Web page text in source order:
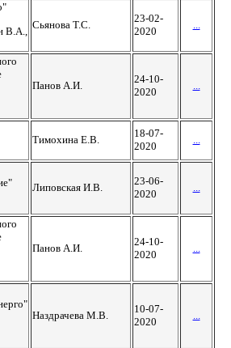
В.А.,
Сьянова Т.С.
23-02-
2020
...
Панов А.И.
24-10-
2020
...
Тимохина Е.В.
18-07-
2020
...
Липовская И.В.
23-06-
2020
...
Панов А.И.
24-10-
2020
...
Наздрачева М.В.
10-07-
2020
...